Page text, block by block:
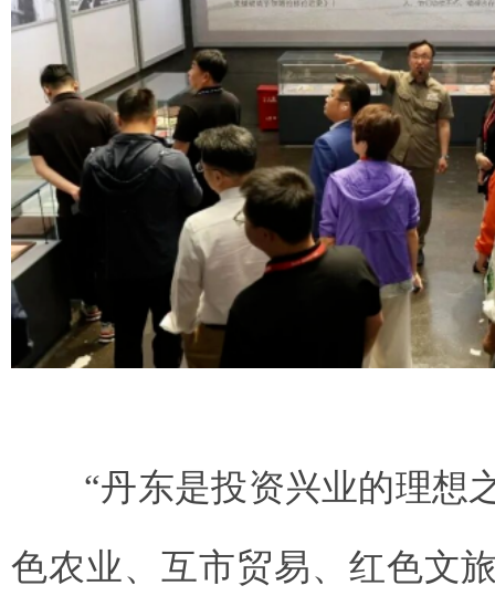
“丹东是投资兴业的理想
色农业、 互市贸易、红色文